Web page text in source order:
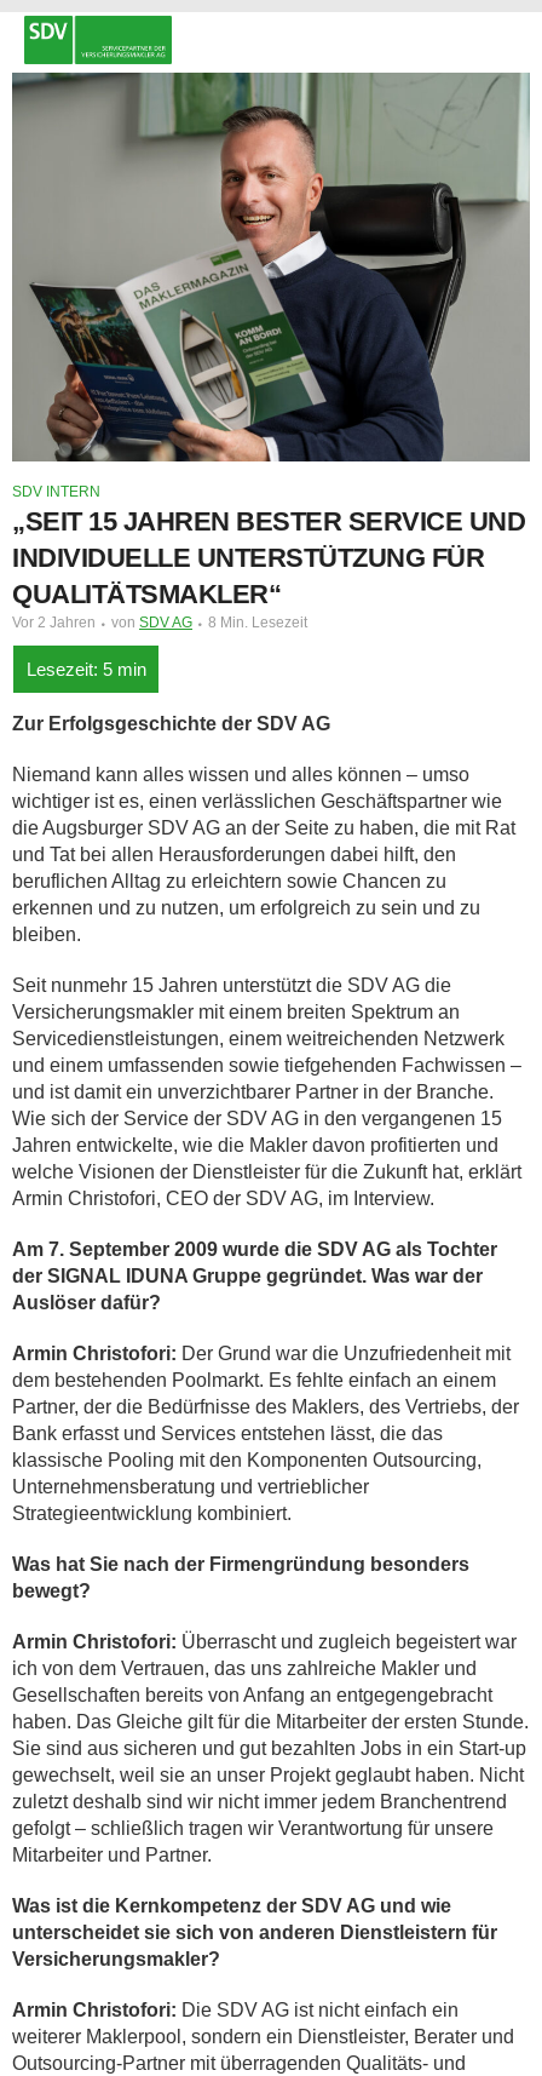
SDV INTERN
„SEIT 15 JAHREN BESTER SERVICE UND
INDIVIDUELLE UNTERSTÜTZUNG FÜR
QUALITÄTSMAKLER“
Vor 2 Jahren von SDV AG 8 Min. Lesezeit
Zur Erfolgsgeschichte der SDV AG
Niemand kann alles wissen und alles können – umso
wichtiger ist es, einen verlässlichen Geschäftspartner wie
die Augsburger SDV AG an der Seite zu haben, die mit Rat
und Tat bei allen Herausforderungen dabei hilft, den
beruflichen Alltag zu erleichtern sowie Chancen zu
erkennen und zu nutzen, um erfolgreich zu sein und zu
bleiben.
Seit nunmehr 15 Jahren unterstützt die SDV AG die
Versicherungsmakler mit einem breiten Spektrum an
Servicedienstleistungen, einem weitreichenden Netzwerk
und einem umfassenden sowie tiefgehenden Fachwissen –
und ist damit ein unverzichtbarer Partner in der Branche.
Wie sich der Service der SDV AG in den vergangenen 15
Jahren entwickelte, wie die Makler davon profitierten und
welche Visionen der Dienstleister für die Zukunft hat, erklärt
Armin Christofori, CEO der SDV AG, im Interview.
Am 7. September 2009 wurde die SDV AG als Tochter
der SIGNAL IDUNA Gruppe gegründet. Was war der
Auslöser dafür?
Armin Christofori: Der Grund war die Unzufriedenheit mit
dem bestehenden Poolmarkt. Es fehlte einfach an einem
Partner, der die Bedürfnisse des Maklers, des Vertriebs, der
Bank erfasst und Services entstehen lässt, die das
klassische Pooling mit den Komponenten Outsourcing,
Unternehmensberatung und vertrieblicher
Strategieentwicklung kombiniert.
Was hat Sie nach der Firmengründung besonders
bewegt?
Armin Christofori: Überrascht und zugleich begeistert war
ich von dem Vertrauen, das uns zahlreiche Makler und
Gesellschaften bereits von Anfang an entgegengebracht
haben. Das Gleiche gilt für die Mitarbeiter der ersten Stunde.
Sie sind aus sicheren und gut bezahlten Jobs in ein Start-up
gewechselt, weil sie an unser Projekt geglaubt haben. Nicht
zuletzt deshalb sind wir nicht immer jedem Branchentrend
gefolgt – schließlich tragen wir Verantwortung für unsere
Mitarbeiter und Partner.
Was ist die Kernkompetenz der SDV AG und wie
unterscheidet sie sich von anderen Dienstleistern für
Versicherungsmakler?
Armin Christofori: Die SDV AG ist nicht einfach ein
weiterer Maklerpool, sondern ein Dienstleister, Berater und
Outsourcing-Partner mit überragenden Qualitäts- und